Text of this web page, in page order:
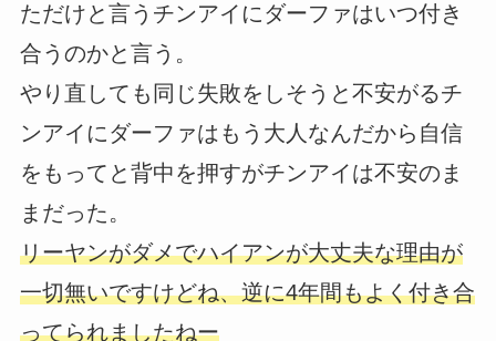
ただけと言うチンアイにダーファはいつ付き
合うのかと言う。
やり直しても同じ失敗をしそうと不安がるチ
ンアイにダーファはもう大人なんだから自信
をもってと背中を押すがチンアイは不安のま
まだった。
リーヤンがダメでハイアンが大丈夫な理由が
一切無いですけどね、逆に4年間もよく付き合
ってられましたねー